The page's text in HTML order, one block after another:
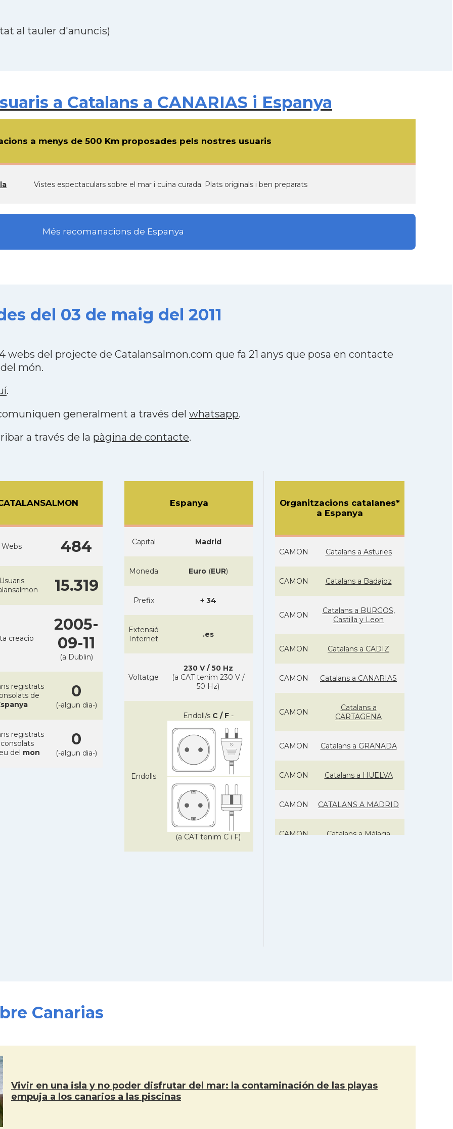
al tauler d'anuncis)
a Catalans a CANARIAS i Espanya
a menys de 500 Km proposades pels nostres usuaris
Vistes espectaculars sobre el mar i cuina curada. Plats originals i ben preparats
Més recomanacions de Espanya
del 03 de maig del 2011
webs del projecte de Catalansalmon.com que fa 21 anys que posa en contacte
món.
.
generalment a través del whatsapp.
a través de la pàgina de contacte.
Webs 484
15.319
creacio
2005-
09-11
(a Dublin)
registrats
de
0
(-algun dia-)
registrats
del mon
0
(-algun dia-)
Espanya
Capital Madrid
Moneda Euro(EUR)
Prefix + 34
Extensió
Internet
.es
Voltatge
230 V / 50 Hz
(a CAT tenim 230 V /
50 Hz)
Endolls
Endoll/s C / F-
(a CAT tenim C i F)
Organitzacions catalanes*
a Espanya
CAMON Catalans a Asturies
CAMON Catalans a Badajoz
CAMON
Catalans a BURGOS,
Castilla y Leon
CAMON Catalans a CADIZ
CAMON Catalans a CANARIAS
CAMON
Catalans a
CARTAGENA
CAMON Catalans a GRANADA
CAMON Catalans a HUELVA
CAMON CATALANS A MADRID
CAMON Catalans a Málaga
Saragossa
Canarias
Vivir en una isla y no poder disfrutar del mar: la contaminación de las playas
empuja a los canarios a las piscinas